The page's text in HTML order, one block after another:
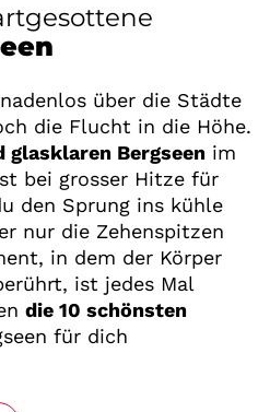
über die Städte
die Flucht in die Höhe.
glasklaren Bergseen im
bei grosser Hitze für
den Sprung ins kühle
nur die Zehenspitzen
in dem der Körper
ist jedes Mal
die 10 schönsten
für dich